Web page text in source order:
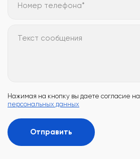
Номер телефона*
Текст сообщения
Нажимая на кнопку вы даете согласие на
персональных данных
Отправить